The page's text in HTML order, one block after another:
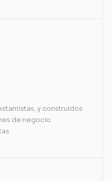
y construidos
de negocio